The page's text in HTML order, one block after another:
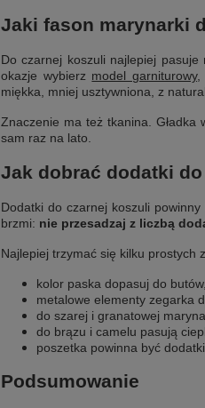
Jaki fason marynarki
Do czarnej koszuli najlepiej pasuje
okazje wybierz model garniturowy,
miękka, mniej usztywniona, z
Znaczenie ma też tkanina.
sam raz na lato.
Jak dobrać dodatki
Dodatki do czarnej koszuli powinny
brzmi: nie przesadzaj z liczbą
Najlepiej trzymać się kilku prostych
kolor paska dopasuj do butów,
metalowe elementy zegarka
do szarej i granatowej
do brązu i camelu pasują
poszetka powinna być
Podsumowanie